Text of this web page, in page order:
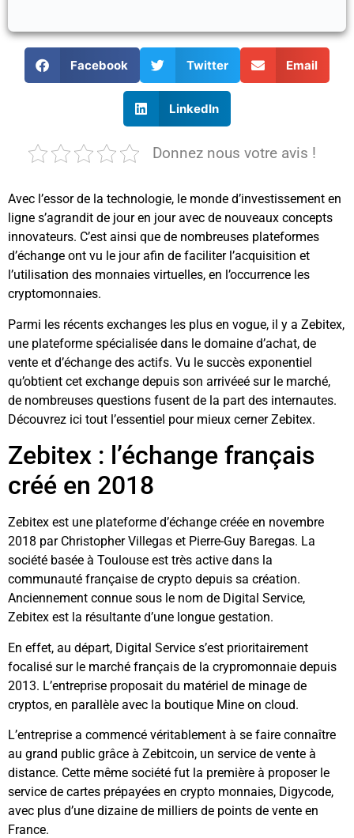
Facebook Twitter Email
LinkedIn
Donnez nous votre avis !
Avec l’essor de la technologie, le monde d’investissement en
ligne s’agrandit de jour en jour avec de nouveaux concepts
innovateurs. C’est ainsi que de nombreuses plateformes
d’échange ont vu le jour afin de faciliter l’acquisition et
l’utilisation des monnaies virtuelles, en l’occurrence les
cryptomonnaies.
Parmi les récents exchanges les plus en vogue, il y a Zebitex,
une plateforme spécialisée dans le domaine d’achat, de
vente et d’échange des actifs. Vu le succès exponentiel
qu’obtient cet exchange depuis son arrivéeé sur le marché,
de nombreuses questions fusent de la part des internautes.
Découvrez ici tout l’essentiel pour mieux cerner Zebitex.
Zebitex : l’échange français
créé en 2018
Zebitex est une plateforme d’échange créée en novembre
2018 par Christopher Villegas et Pierre-Guy Baregas. La
société basée à Toulouse est très active dans la
communauté française de crypto depuis sa création.
Anciennement connue sous le nom de Digital Service,
Zebitex est la résultante d’une longue gestation.
En effet, au départ, Digital Service s’est prioritairement
focalisé sur le marché français de la crypromonnaie depuis
2013. L’entreprise proposait du matériel de minage de
cryptos, en parallèle avec la boutique Mine on cloud.
L’entreprise a commencé véritablement à se faire connaître
au grand public grâce à Zebitcoin, un service de vente à
distance. Cette même société fut la première à proposer le
service de cartes prépayées en crypto monnaies, Digycode,
avec plus d’une dizaine de milliers de points de vente en
France.